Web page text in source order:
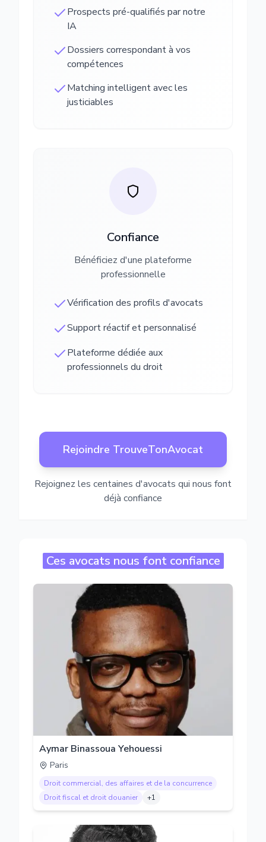
Prospects pré-qualifiés par notre
IA
Dossiers correspondant à vos
compétences
Matching intelligent avec les
justiciables
Confiance
Bénéficiez d'une plateforme
professionnelle
Vérification des profils d'avocats
Support réactif et personnalisé
Plateforme dédiée aux
professionnels du droit
Rejoindre TrouveTonAvocat
Rejoignez les centaines d'avocats qui nous font
déjà confiance
Ces avocats nous font confiance
Aymar Binassoua Yehouessi
Paris
Droit commercial, des affaires et de la concurrence
Droit fiscal et droit douanier
+1